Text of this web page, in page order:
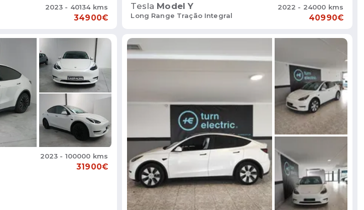
2023 - 40134 kms
34900€
Tesla Model Y
Long Range Tração Integral
2022 - 24000 kms
40990€
2023 - 100000 kms
31900€